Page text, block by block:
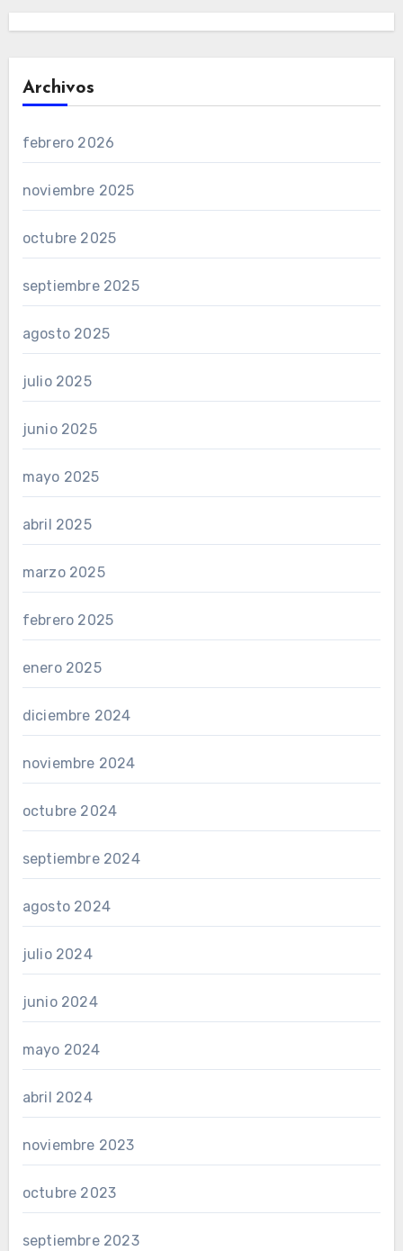
Archivos
febrero 2026
noviembre 2025
octubre 2025
septiembre 2025
agosto 2025
julio 2025
junio 2025
mayo 2025
abril 2025
marzo 2025
febrero 2025
enero 2025
diciembre 2024
noviembre 2024
octubre 2024
septiembre 2024
agosto 2024
julio 2024
junio 2024
mayo 2024
abril 2024
noviembre 2023
octubre 2023
septiembre 2023